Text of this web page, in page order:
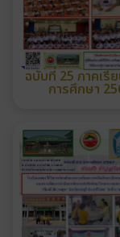
ฉบับที่ 25 ภาคเรี
การศึกษา